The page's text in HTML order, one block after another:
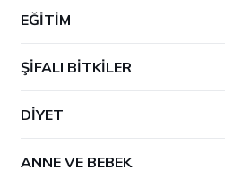
EĞITIM
ŞIFALI BITKILER
DIYET
ANNE VE BEBEK